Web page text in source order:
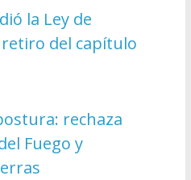
la Ley de
del capítulo
rechaza
Fuego y